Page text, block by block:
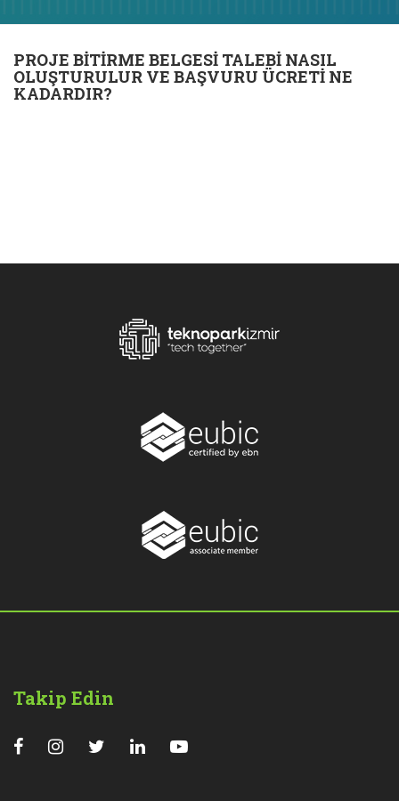
PROJE BITIRME BELGESI TALEBI NASIL
OLUŞTURULUR VE BAŞVURU ÜCRETI NE
KADARDIR?
Takip Edin